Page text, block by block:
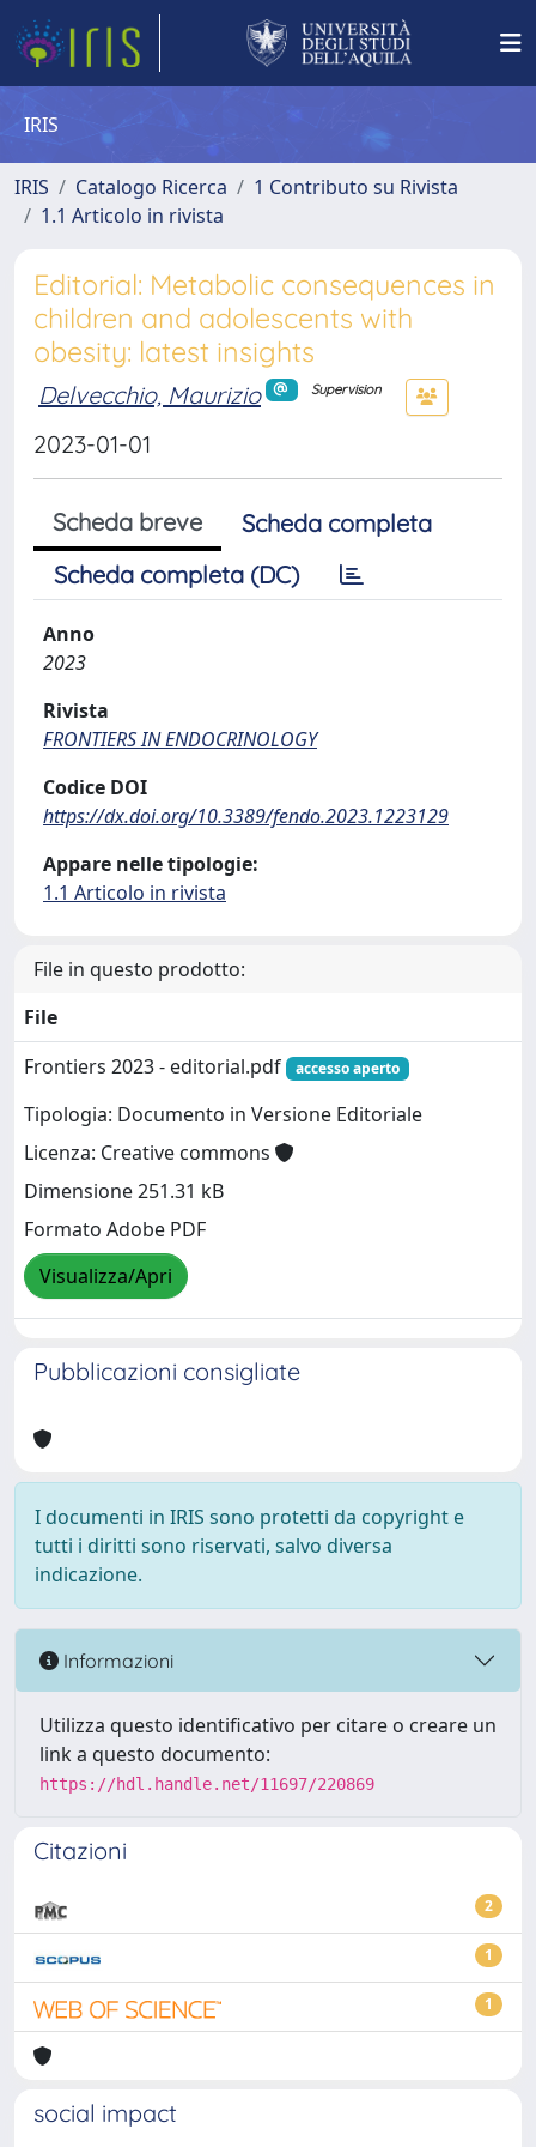
IRIS
IRIS Catalogo Ricerca
1 Contributo su Rivista
1.1 Articolo in rivista
Editorial: Metabolic consequences in
children and adolescents with
obesity: latest insights
Delvecchio, Maurizio Supervision
2023-01-01
Scheda breve
Scheda completa
Scheda completa (DC)
Anno
2023
Rivista
FRONTIERS IN ENDOCRINOLOGY
Codice DOI
https://dx.doi.org/10.3389/fendo.2023.1223129
Appare nelle tipologie:
1.1 Articolo in rivista
File in questo prodotto:
File
Frontiers 2023 - editorial.pdf
accesso aperto
Tipologia: Documento in Versione Editoriale
Licenza: Creative commons
Dimensione 251.31 kB
Formato Adobe PDF
Visualizza/Apri
Pubblicazioni consigliate
I documenti in IRIS sono protetti da copyright e
tutti i diritti sono riservati, salvo diversa
indicazione.
Informazioni
Utilizza questo identificativo per citare o creare un
link a questo documento:
https://hdl.handle.net/11697/220869
Citazioni
2
1
1
social impact